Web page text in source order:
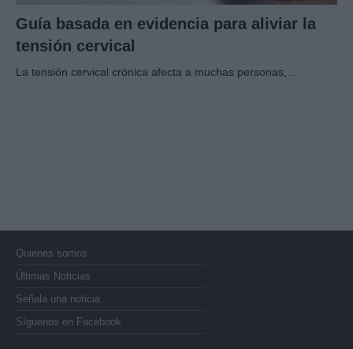
Guía basada en evidencia para aliviar la
tensión cervical
La tensión cervical crónica afecta a muchas personas,…
Quienes somos
Últimas Noticias
Señala una noticia
Síguenos en Facebook